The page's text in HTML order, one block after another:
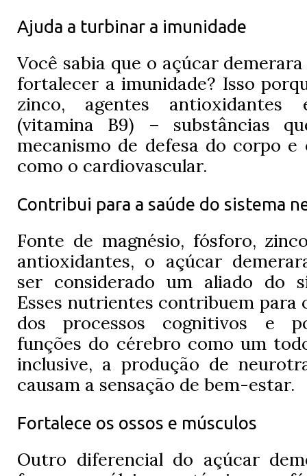
Ajuda a turbinar a imunidade
Você sabia que o açúcar
fortalecer a imunidade? Isso
zinco, agentes
(vitamina B9) – substâncias
mecanismo de defesa do corpo e
como o cardiovascular.
Contribui para a saúde do sistema
Fonte de magnésio, fósforo,
antioxidantes, o açúcar
ser considerado um aliado do
Esses nutrientes contribuem para
dos processos cognitivos e
funções do cérebro como um
inclusive, a produção de
causam a sensação de bem-estar.
Fortalece os ossos e músculos
Outro diferencial do açúcar